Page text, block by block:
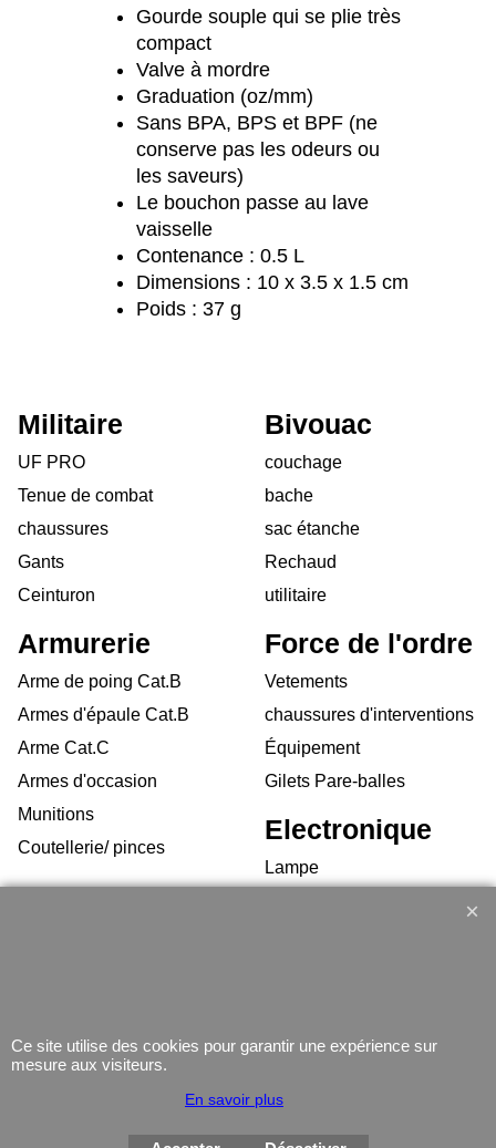
Gourde souple qui se plie très
compact
Valve à mordre
Graduation (oz/mm)
Sans BPA, BPS et BPF (ne
conserve pas les odeurs ou
les saveurs)
Le bouchon passe au lave
vaisselle
Contenance : 0.5 L
Dimensions : 10 x 3.5 x 1.5 cm
Poids : 37 g
Militaire
UF PRO
Tenue de combat
chaussures
Gants
Ceinturon
Bivouac
couchage
bache
sac étanche
Rechaud
utilitaire
Armurerie
Arme de poing Cat.B
Armes d'épaule Cat.B
Arme Cat.C
Armes d'occasion
Munitions
Coutellerie/ pinces
Force de l'ordre
Vetements
chaussures d'interventions
Équipement
Gilets Pare-balles
Electronique
Lampe
avec le logiciel
eCommerce ShopFactory
Ce site utilise des cookies pour garantir une expérience sur
mesure aux visiteurs.
En savoir plus